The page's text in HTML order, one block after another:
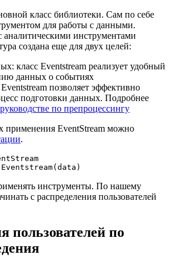
класс библиотеки. Сам по себе
для работы с данными.
инструментами
создана еще для двух целей:
класс Eventstream реализует удобный
данных о событиях
позволяет эффективно
подготовки данных. Подробнее
по препроцессингу
применения EventStream можно
.
Eventstream(data)
инструменты. По нашему
с распределения пользователей
пользователей по